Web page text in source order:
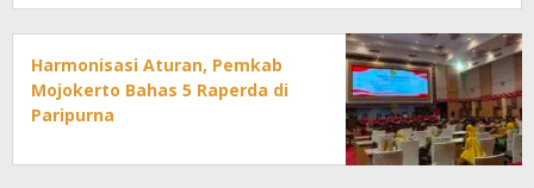
Harmonisasi Aturan, Pemkab
Mojokerto Bahas 5 Raperda di
Paripurna